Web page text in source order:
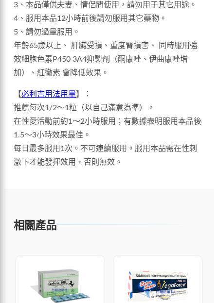
3、本品僅供夫妻、情侶間使用，請勿用于其它用途。
4、服用本品12小時前後請勿服用其它藥物。
5、請勿過量服用。
年齡65歲以上、 肝臟受損、重度腎損害、 同時服用強
效細胞色素P450 3A4抑製劑（酮康唑、伊曲康唑增
加）、紅黴素 會降低效果。
【必利吉用法用量】：
推薦每次1/2～1粒（以自己滿意為準）。
在性愛活動前約1～2小時服用；有數據表明服用本品後
1.5～3小時效果最佳。
每日最多服用1次。不可連續服用。服用本品需在性刺
激下才能發揮效用，否則無效。
相關產品